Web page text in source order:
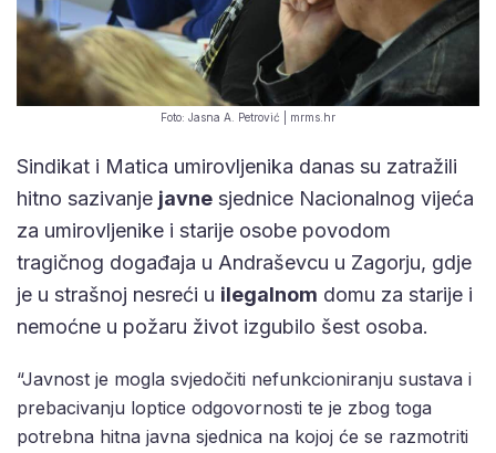
Foto: Jasna A. Petrović | mrms.hr
Sindikat i Matica umirovljenika danas su zatražili
hitno sazivanje javne sjednice Nacionalnog vijeća
za umirovljenike i starije osobe povodom
tragičnog događaja u Andraševcu u Zagorju, gdje
je u strašnoj nesreći u ilegalnom domu za starije i
nemoćne u požaru život izgubilo šest osoba.
“Javnost je mogla svjedočiti nefunkcioniranju sustava i
prebacivanju loptice odgovornosti te je zbog toga
potrebna hitna javna sjednica na kojoj će se razmotriti